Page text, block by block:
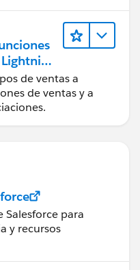
de ventas a
de ventas y a
Salesforce para
y recursos